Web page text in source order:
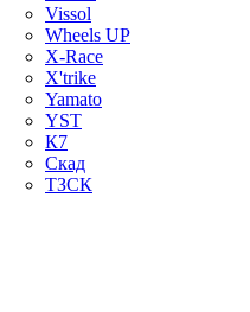
Vissol
Wheels UP
X-Race
X'trike
Yamato
YST
К7
Скад
ТЗСК